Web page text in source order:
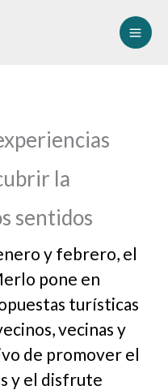
la
sentidos
y febrero, el
pone en
turísticas
vecinas y
de promover el
y el disfrute